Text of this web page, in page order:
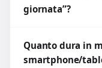
giornata”?
Quanto dura in
smartphone/